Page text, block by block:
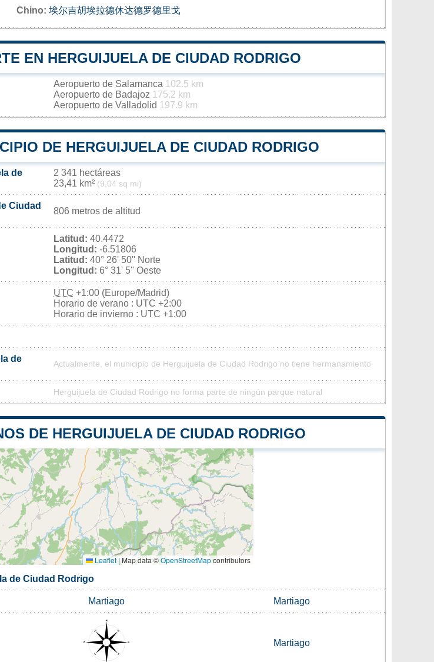
Chino: 埃尔吉胡埃拉德休达德罗德里戈
EN HERGUIJUELA DE CIUDAD RODRIGO
Aeropuerto de Salamanca 102.5 km
Aeropuerto de Badajoz 175.2 km
Aeropuerto de Valladolid 197.9 km
DE HERGUIJUELA DE CIUDAD RODRIGO
de
2 341 hectáreas
23,41 km² (9,04 sq mi)
Ciudad
806 metros de altitud
Latitud: 40.4472
Longitud: -6.51806
Latitud: 40° 26' 50'' Norte
Longitud: 6° 31' 5'' Oeste
UTC +1:00 (Europe/Madrid)
Horario de verano : UTC +2:00
Horario de invierno : UTC +1:00
de
Actualmente, el municipio de Herguijuela de Ciudad Rodrigo no tiene hermanamiento
Herguijuela de Ciudad Rodrigo no forma parte de ningún parque natural
DE HERGUIJUELA DE CIUDAD RODRIGO
Leaflet | Map data ©OpenStreetMapcontributors
de Ciudad Rodrigo
Martiago Martiago
Martiago